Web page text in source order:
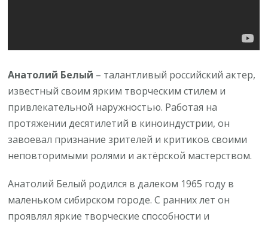
Анатолий Белый – талантливый российский актер,
известный своим ярким творческим стилем и
привлекательной наружностью. Работая на
протяжении десятилетий в киноиндустрии, он
завоевал признание зрителей и критиков своими
неповторимыми ролями и актёрской мастерством.
Анатолий Белый родился в далеком 1965 году в
маленьком сибирском городе. С ранних лет он
проявлял яркие творческие способности и